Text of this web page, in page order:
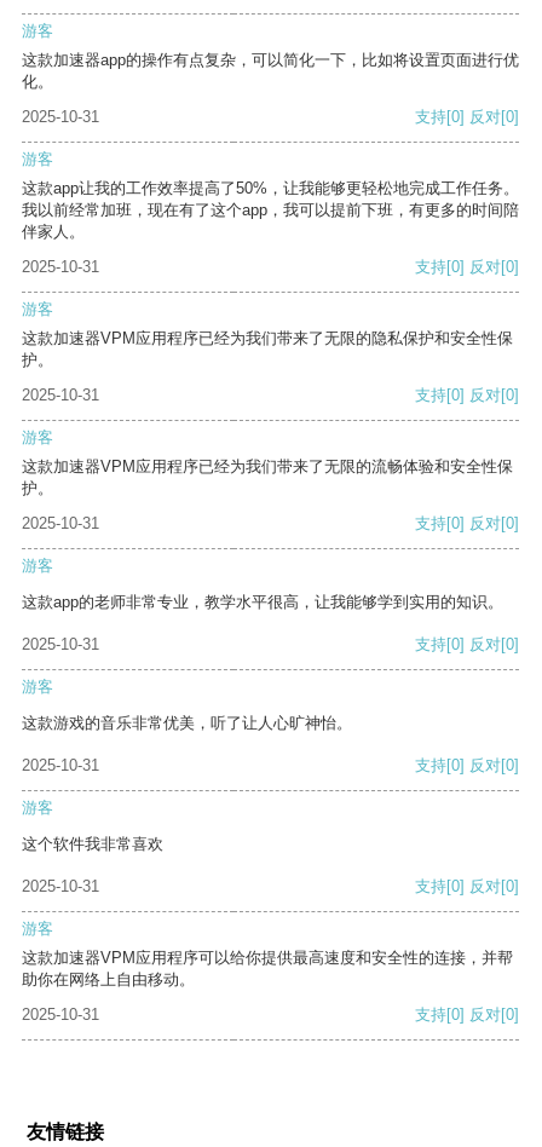
游客
这款加速器app的操作有点复杂，可以简化一下，比如将设置页面进行优
化。
2025-10-31
支持[0] 反对[0]
游客
这款app让我的工作效率提高了50%，让我能够更轻松地完成工作任务。
我以前经常加班，现在有了这个app，我可以提前下班，有更多的时间陪
伴家人。
2025-10-31
支持[0] 反对[0]
游客
这款加速器VPM应用程序已经为我们带来了无限的隐私保护和安全性保
护。
2025-10-31
支持[0] 反对[0]
游客
这款加速器VPM应用程序已经为我们带来了无限的流畅体验和安全性保
护。
2025-10-31
支持[0] 反对[0]
游客
这款app的老师非常专业，教学水平很高，让我能够学到实用的知识。
2025-10-31 支持[0] 反对[0]
游客
这款游戏的音乐非常优美，听了让人心旷神怡。
2025-10-31 支持[0] 反对[0]
游客
这个软件我非常喜欢
2025-10-31 支持[0] 反对[0]
游客
这款加速器VPM应用程序可以给你提供最高速度和安全性的连接，并帮
助你在网络上自由移动。
2025-10-31
支持[0] 反对[0]
友情链接